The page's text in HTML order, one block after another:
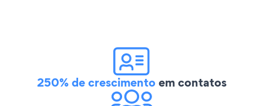
250% de crescimentoem contatos